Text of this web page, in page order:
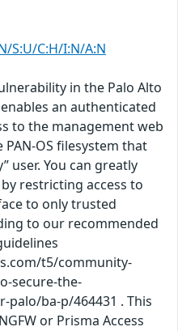
S:U/C:H/I:N/A:N
in the Palo Alto
an authenticated
to the management web
OS filesystem that
user. You can greatly
restricting access to
to only trusted
to our recommended
t5/community-
secure-the-
palo/ba-p/464431 . This
or Prisma Access